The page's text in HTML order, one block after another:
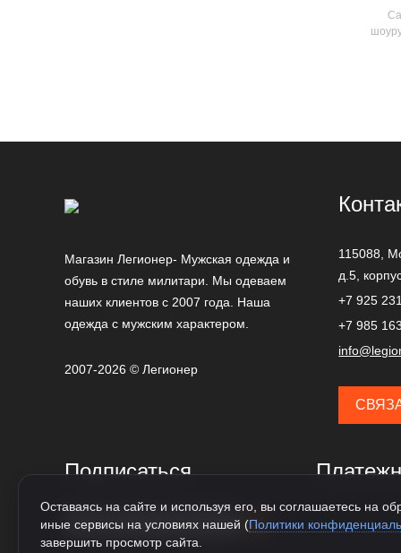
Магазин Легионер- Мужская одежда и
обувь в стиле милитари. Мы одеваем
наших клиентов с 2007 года. Наша
одежда с мужским характером.
2007-2026 © Легионер
115088,
д.5,
+7 925
+7 985
Подписаться
Оставаясь на сайте и используя его, вы соглашаетесь на
иные сервисы на условиях нашей (Политики
завершить просмотр сайта.